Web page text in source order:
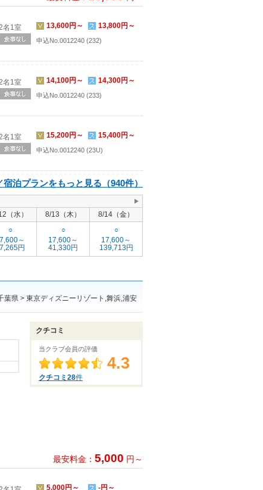
名1室 13,600円～ 13,800円～
申込No.0012240 (232)
名1室 14,100円～ 14,300円～
申込No.0012240 (233)
名1室 15,200円～ 15,400円～
申込No.0012240 (23U)
泊プランをもっと見る（940件）
（水） 8/13（木）
8/14（金）
○
～
円
○
17,600～
41,330円
○
17,600～
139,713円
葉県 > 東京ディズニーリゾート,舞浜,浦安
クチコミ
当クラブ会員の評価
4.3
クチコミ28件
最安料金：5,000 円～
5,000円～ -円～